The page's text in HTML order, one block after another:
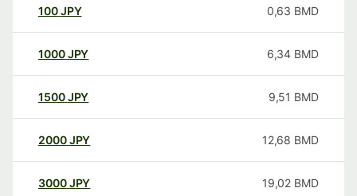
100JPY 0,63 BMD
1000JPY 6,34 BMD
1500JPY 9,51 BMD
2000JPY 12,68 BMD
3000JPY 19,02 BMD